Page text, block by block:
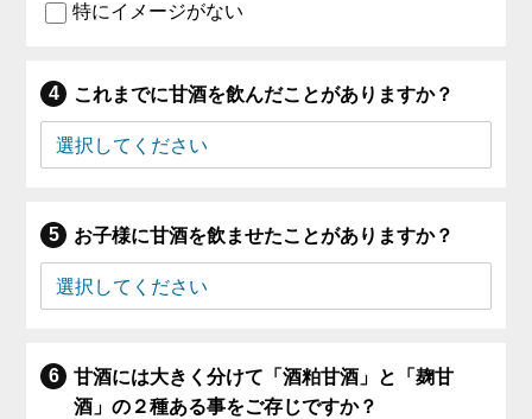
特にイメージがない
これまでに甘酒を飲んだことがありますか？
お子様に甘酒を飲ませたことがありますか？
甘酒には大きく分けて「酒粕甘酒」と「麹甘
酒」の２種ある事をご存じですか？